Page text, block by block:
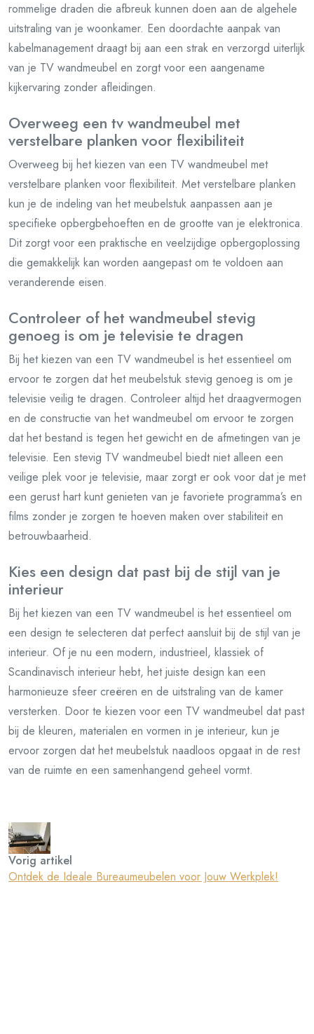
rommelige draden die afbreuk kunnen doen aan de algehele
uitstraling van je woonkamer. Een doordachte aanpak van
kabelmanagement draagt bij aan een strak en verzorgd uiterlijk
van je TV wandmeubel en zorgt voor een aangename
kijkervaring zonder afleidingen.
Overweeg een tv wandmeubel met
verstelbare planken voor flexibiliteit
Overweeg bij het kiezen van een TV wandmeubel met
verstelbare planken voor flexibiliteit. Met verstelbare planken
kun je de indeling van het meubelstuk aanpassen aan je
specifieke opbergbehoeften en de grootte van je elektronica.
Dit zorgt voor een praktische en veelzijdige opbergoplossing
die gemakkelijk kan worden aangepast om te voldoen aan
veranderende eisen.
Controleer of het wandmeubel stevig
genoeg is om je televisie te dragen
Bij het kiezen van een TV wandmeubel is het essentieel om
ervoor te zorgen dat het meubelstuk stevig genoeg is om je
televisie veilig te dragen. Controleer altijd het draagvermogen
en de constructie van het wandmeubel om ervoor te zorgen
dat het bestand is tegen het gewicht en de afmetingen van je
televisie. Een stevig TV wandmeubel biedt niet alleen een
veilige plek voor je televisie, maar zorgt er ook voor dat je met
een gerust hart kunt genieten van je favoriete programma’s en
films zonder je zorgen te hoeven maken over stabiliteit en
betrouwbaarheid.
Kies een design dat past bij de stijl van je
interieur
Bij het kiezen van een TV wandmeubel is het essentieel om
een design te selecteren dat perfect aansluit bij de stijl van je
interieur. Of je nu een modern, industrieel, klassiek of
Scandinavisch interieur hebt, het juiste design kan een
harmonieuze sfeer creëren en de uitstraling van de kamer
versterken. Door te kiezen voor een TV wandmeubel dat past
bij de kleuren, materialen en vormen in je interieur, kun je
ervoor zorgen dat het meubelstuk naadloos opgaat in de rest
van de ruimte en een samenhangend geheel vormt.
Vorig artikel
Ontdek de Ideale Bureaumeubelen voor Jouw Werkplek!